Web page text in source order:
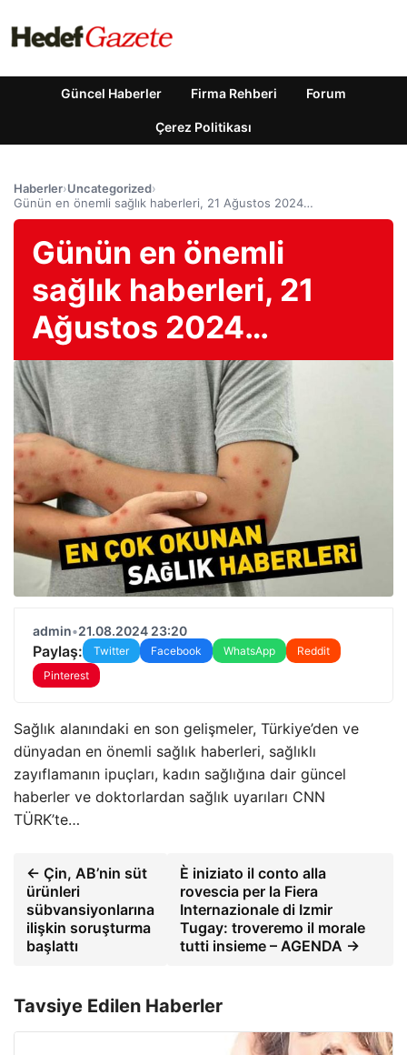
Güncel Haberler Firma Rehberi Forum
Çerez Politikası
Haberler›Uncategorized›
Günün en önemli sağlık haberleri, 21 Ağustos 2024…
Günün en önemli
sağlık haberleri, 21
Ağustos 2024…
admin•21.08.2024 23:20
Paylaş: Twitter Facebook WhatsApp
Reddit
Pinterest
Sağlık alanındaki en son gelişmeler, Türkiye’den ve
dünyadan en önemli sağlık haberleri, sağlıklı
zayıflamanın ipuçları, kadın sağlığına dair güncel
haberler ve doktorlardan sağlık uyarıları CNN
TÜRK’te…
← Çin, AB’nin süt
ürünleri
sübvansiyonlarına
ilişkin soruşturma
başlattı
È iniziato il conto alla
rovescia per la Fiera
Internazionale di Izmir
Tugay: troveremo il morale
tutti insieme – AGENDA →
Tavsiye Edilen Haberler